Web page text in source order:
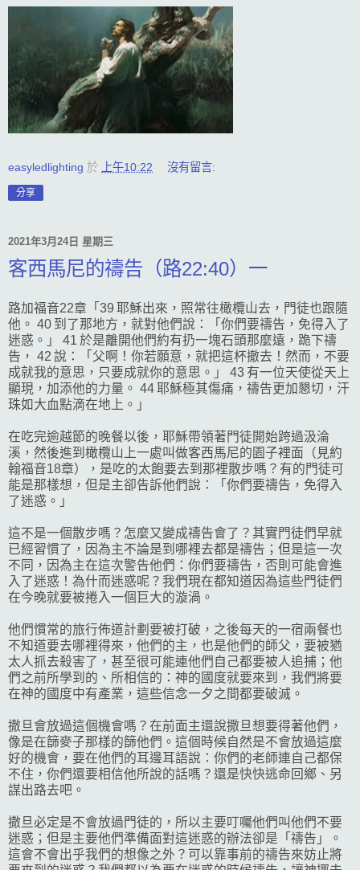
easyledlighting 於 上午10:22 沒有留言:
分享
2021年3月24日 星期三
客西馬尼的禱告（路22:40）一
路加福音22章「39 耶穌出來，照常往橄欖山去，門徒也跟隨
他。 40 到了那地方，就對他們說：「你們要禱告，免得入了
迷惑。」 41 於是離開他們約有扔一塊石頭那麼遠，跪下禱
告， 42 說：「父啊！你若願意，就把這杯撤去！然而，不要
成就我的意思，只要成就你的意思。」 43 有一位天使從天上
顯現，加添他的力量。 44 耶穌極其傷痛，禱告更加懇切，汗
珠如大血點滴在地上。」
在吃完逾越節的晚餐以後，耶穌帶領著門徒開始跨過汲淪
溪，然後進到橄欖山上一處叫做客西馬尼的園子裡面（見約
翰福音18章），是吃的太飽要去到那裡散步嗎？有的門徒可
能是那樣想，但是主卻告訴他們說：「你們要禱告，免得入
了迷惑。」
這不是一個散步嗎？怎麼又變成禱告會了？其實門徒們早就
已經習慣了，因為主不論是到哪裡去都是禱告；但是這一次
不同，因為主在這次警告他們：你們要禱告，否則可能會進
入了迷惑！為什而迷惑呢？我們現在都知道因為這些門徒們
在今晚就要被捲入一個巨大的漩渦。
他們慣常的旅行佈道計劃要被打破，之後每天的一宿兩餐也
不知道要去哪裡得來，他們的主，也是他們的師父，要被猶
太人抓去殺害了，甚至很可能連他們自己都要被人追捕；他
們之前所學到的、所相信的：神的國度就要來到，我們將要
在神的國度中有產業，這些信念一夕之間都要破滅。
撒旦會放過這個機會嗎？在前面主還說撒旦想要得著他們，
像是在篩麥子那樣的篩他們。這個時候自然是不會放過這麼
好的機會，要在他們的耳邊耳語說：你們的老師連自己都保
不住，你們還要相信他所說的話嗎？還是快快逃命回鄉、另
謀出路去吧。
撒旦必定是不會放過門徒的，所以主要叮囑他們叫他們不要
迷惑；但是主要他們準備面對這迷惑的辦法卻是「禱告」。
這會不會出乎我們的想像之外？可以靠事前的禱告來妨止將